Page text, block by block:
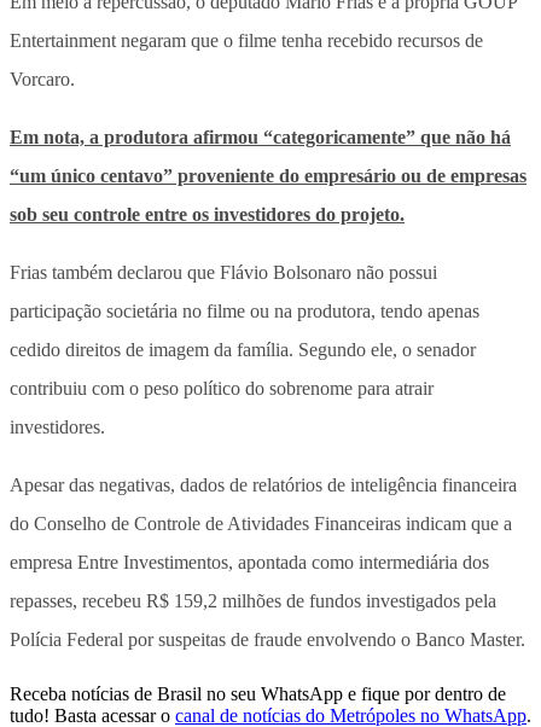
Entertainment negaram que o filme tenha recebido recursos de
Vorcaro.
Em nota, a produtora afirmou “categoricamente” que não há
“um único centavo” proveniente do empresário ou de empresas
sob seu controle entre os investidores do projeto.
Frias também declarou que Flávio Bolsonaro não possui
participação societária no filme ou na produtora, tendo apenas
cedido direitos de imagem da família. Segundo ele, o senador
contribuiu com o peso político do sobrenome para atrair
investidores.
Apesar das negativas, dados de relatórios de inteligência financeira
do Conselho de Controle de Atividades Financeiras indicam que a
empresa Entre Investimentos, apontada como intermediária dos
repasses, recebeu R$ 159,2 milhões de fundos investigados pela
Polícia Federal por suspeitas de fraude envolvendo o Banco Master.
Receba notícias de Brasil no seu WhatsApp e fique por dentro de
tudo! Basta acessar o canal de notícias do Metrópoles no WhatsApp.